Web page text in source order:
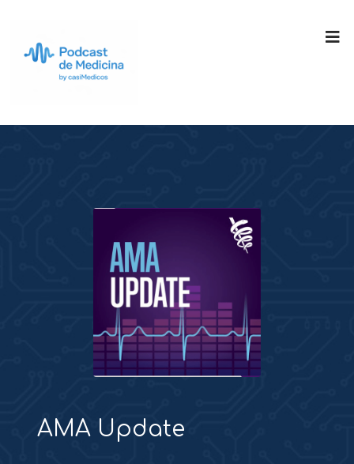
AMA Update